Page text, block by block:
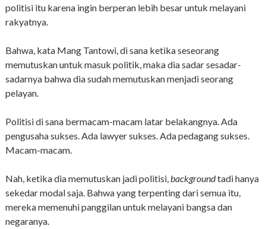
politisi itu karena ingin berperan lebih besar untuk melayani
rakyatnya.
Bahwa, kata Mang Tantowi, di sana ketika seseorang
memutuskan untuk masuk politik, maka dia sadar sesadar-
sadarnya bahwa dia sudah memutuskan menjadi seorang
pelayan.
Politisi di sana bermacam-macam latar belakangnya. Ada
pengusaha sukses. Ada lawyer sukses. Ada pedagang sukses.
Macam-macam.
Nah, ketika dia memutuskan jadi politisi,backgroundtadi hanya
sekedar modal saja. Bahwa yang terpenting dari semua itu,
mereka memenuhi panggilan untuk melayani bangsa dan
negaranya.